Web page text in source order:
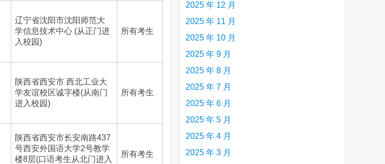
辽宁省沈阳市沈阳师范大
学信息技术中心 (从正门进
入校园)
所有考生
陕西省西安市 西北工业大
学友谊校区诚字楼(从南门
进入校园)
所有考生
陕西省西安市长安南路437
号西安外国语大学2号教学
楼8层(口语考生从北门进入
所有考生
2025 年 12 月
2025 年 11 月
2025 年 10 月
2025 年 9 月
2025 年 8 月
2025 年 7 月
2025 年 6 月
2025 年 5 月
2025 年 4 月
2025 年 3 月